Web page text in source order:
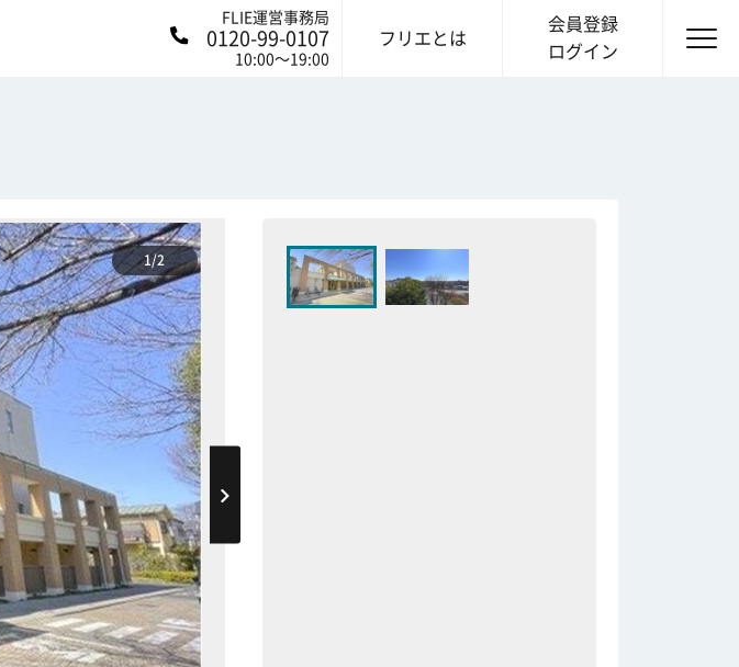
FLIE運営事務局
0120-99-0107
10:00〜19:00
フリエとは
会員登録
ログイン
1/2